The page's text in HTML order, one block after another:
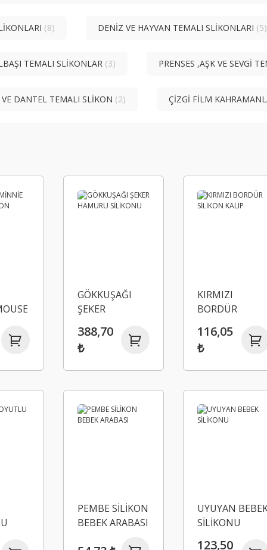
(8) DENİZ VE HAYVAN TEMALI SLİKONLARI (5)
TEMALI SLİKONLAR (3) PRENSES ,AŞK VE SEVGİ
VE DANTEL TEMALI SLİKON (2) ÇİZGİ FİLM
GÖKKUŞAĞI
ŞEKER
SİLİKONU
388,70
₺
KIRMIZI
BORDÜR
116,05
₺
PEMBE SİLİKON
BEBEK ARABASI
UYUYAN
SİLİKONU
123,50